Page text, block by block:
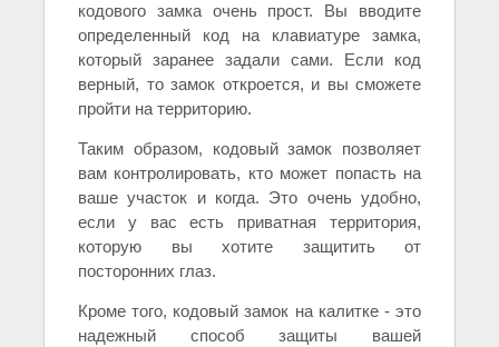
кодового замка очень прост. Вы вводите
определенный код на клавиатуре замка,
который заранее задали сами. Если код
верный, то замок откроется, и вы сможете
пройти на территорию.
Таким образом, кодовый замок позволяет
вам контролировать, кто может попасть на
ваше участок и когда. Это очень удобно,
если у вас есть приватная территория,
которую вы хотите защитить от
посторонних глаз.
Кроме того, кодовый замок на калитке - это
надежный способ защиты вашей